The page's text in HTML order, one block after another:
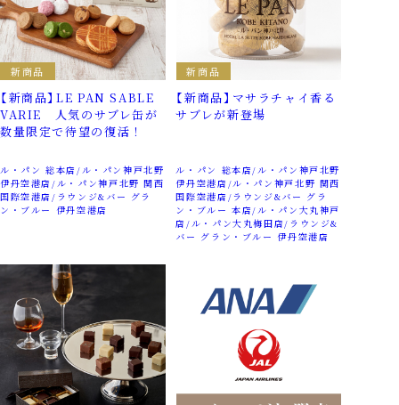
新商品
【新商品】LE PAN SABLE
VARIE 人気のサブレ缶が
数量限定で待望の復活！
ル・パン 総本店
ル・パン神戸北野
伊丹空港店
ル・パン神戸北野 関西
国際空港店
ラウンジ&バー グラ
ン・ブルー 伊丹空港店
新商品
【新商品】マサラチャイ香る
サブレが新登場
ル・パン 総本店 ル・パン神戸北野
伊丹空港店 ル・パン神戸北野 関西
国際空港店
ラウンジ&バー グラ
ン・ブルー 本店 ル・パン大丸神戸
店
ル・パン大丸梅田店
ラウンジ&
バー グラン・ブルー 伊丹空港店